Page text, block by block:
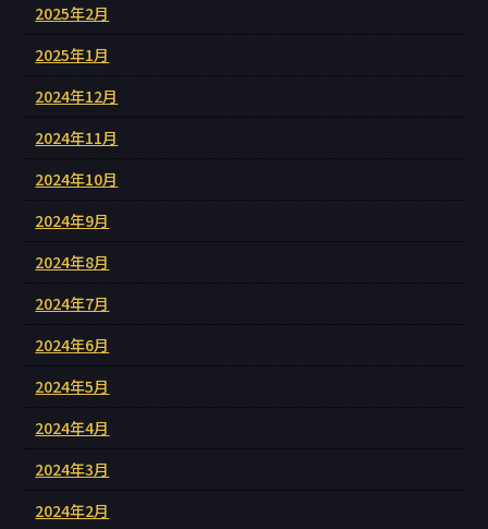
2025年2月
2025年1月
2024年12月
2024年11月
2024年10月
2024年9月
2024年8月
2024年7月
2024年6月
2024年5月
2024年4月
2024年3月
2024年2月